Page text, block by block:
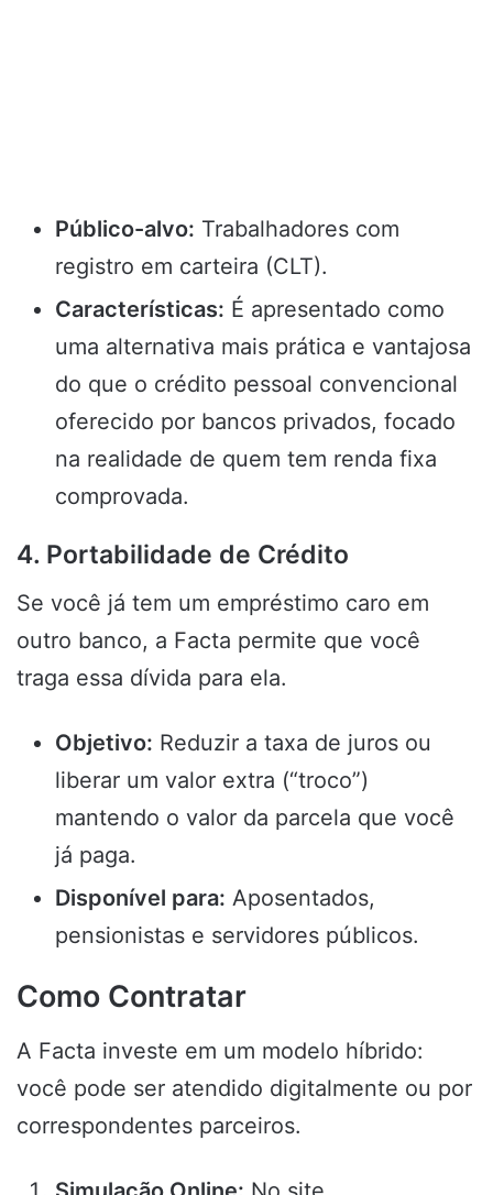
Público-alvo: Trabalhadores com
registro em carteira (CLT).
Características: É apresentado como
uma alternativa mais prática e vantajosa
do que o crédito pessoal convencional
oferecido por bancos privados, focado
na realidade de quem tem renda fixa
comprovada.
4. Portabilidade de Crédito
Se você já tem um empréstimo caro em
outro banco, a Facta permite que você
traga essa dívida para ela.
Objetivo: Reduzir a taxa de juros ou
liberar um valor extra (“troco”)
mantendo o valor da parcela que você
já paga.
Disponível para: Aposentados,
pensionistas e servidores públicos.
Como Contratar
A Facta investe em um modelo híbrido:
você pode ser atendido digitalmente ou por
correspondentes parceiros.